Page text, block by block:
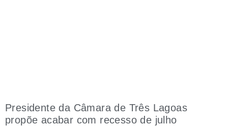
Presidente da Câmara de Três Lagoas
propõe acabar com recesso de julho